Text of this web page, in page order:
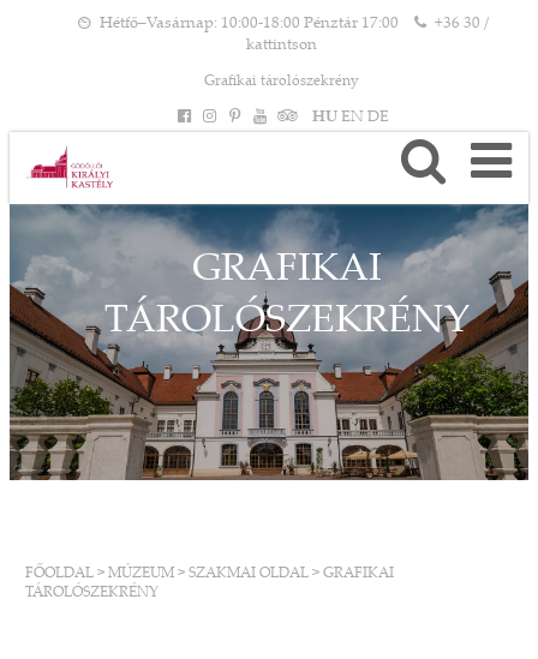
Hétfő–Vasárnap: 10:00-18:00 Pénztár 17:00
+36 30 /
kattintson
Grafikai tárolószekrény
HU EN DE
GRAFIKAI
TÁROLÓSZEKRÉNY
FŐOLDAL > MÚZEUM > SZAKMAI OLDAL > GRAFIKAI
TÁROLÓSZEKRÉNY